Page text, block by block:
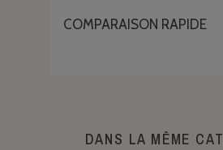
COMPARAISON RAPIDE
DANS LA MÊME